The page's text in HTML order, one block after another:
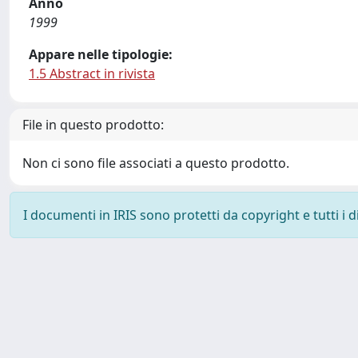
1999
Appare nelle tipologie:
1.5 Abstract in rivista
File in questo prodotto:
Non ci sono file associati a questo prodotto.
I documenti in IRIS sono protetti da copyright e tutti i